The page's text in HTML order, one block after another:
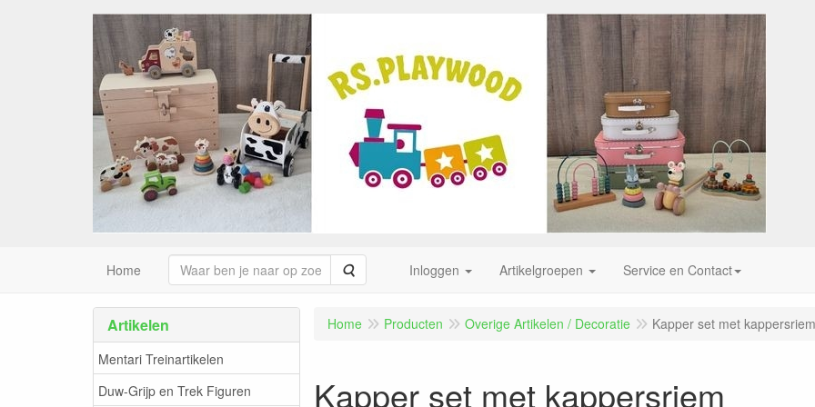
Home Zoeken Inloggen Artikelgroepen Service en Contact
Artikelen
Mentari Treinartikelen
Duw-Grijp en Trek Figuren
Home Producten Overige Artikelen / Decoratie Kapper set met kappersriem
Kapper set met kappersriem